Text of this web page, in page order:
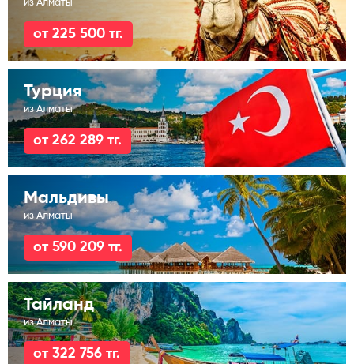
из Алматы
от 225 500 тг.
Турция
из Алматы
от 262 289 тг.
Мальдивы
из Алматы
от 590 209 тг.
Тайланд
из Алматы
от 322 756 тг.